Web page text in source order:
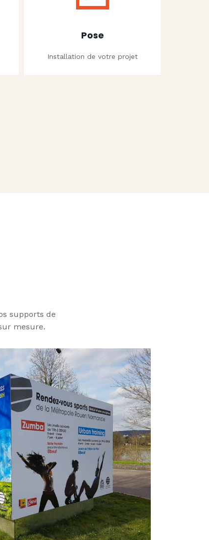
Pose
Installation de votre projet
supports de
mesure.